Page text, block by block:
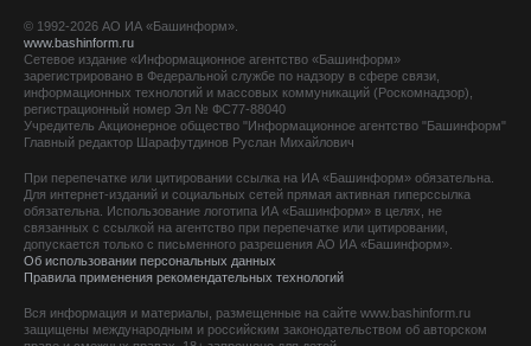
© 1992-2026 АО ИА «Башинформ».
www.bashinform.ru
Сетевое издание «Информационное агентство «Башинформ»
зарегистрировано в Федеральной службе по надзору в сфере связи,
информационных технологий и массовых коммуникаций (Роскомнадзор),
регистрационный номер Эл № ФС77-88040
Учредитель Акционерное общество "Информационное агентство "Башинформ"
Главный редактор Шарафутдинов Руслан Михайлович
При перепечатке или цитировании ссылка на ИА «Башинформ» обязательна.
Для интернет-изданий и социальных сетей прямая активная гиперссылка
обязательна. Использование логотипа ИА «Башинформ» в целях, не
связанных с ссылкой на агентство при перепечатке или цитировании,
допускается только с письменного разрешения АО ИА «Башинформ».
Об использовании персональных данных
Правила применения рекомендательных технологий
Вся информация и материалы, размещенные на сайте www.bashinform.ru
защищены международным и российским законодательством об авторском